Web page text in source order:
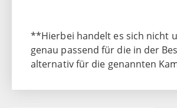
**Hierbei handelt es sich nicht
genau passend für die in der
alternativ für die genannten